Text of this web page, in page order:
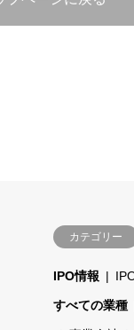
カテゴリー
IPO情報
すべての業種